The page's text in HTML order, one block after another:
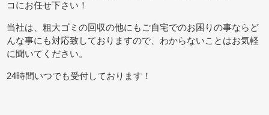
コにお任せ下さい！
当社は、粗大ゴミの回収の他にもご自宅でのお困りの事ならど
んな事にも対応致しておりますので、わからないことはお気軽
に聞いてください。
24時間いつでも受付しております！